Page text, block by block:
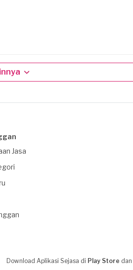
Jasa
Download Aplikasi Sejasa di Play Store dan